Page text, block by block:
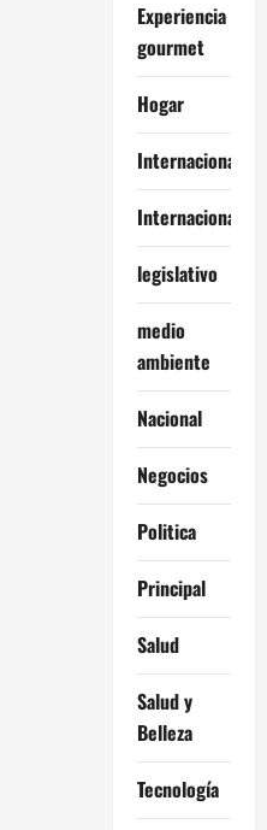
Experiencia
gourmet
Hogar
Internacional
Internacionales
legislativo
medio
ambiente
Nacional
Negocios
Politica
Principal
Salud
Salud y
Belleza
Tecnología